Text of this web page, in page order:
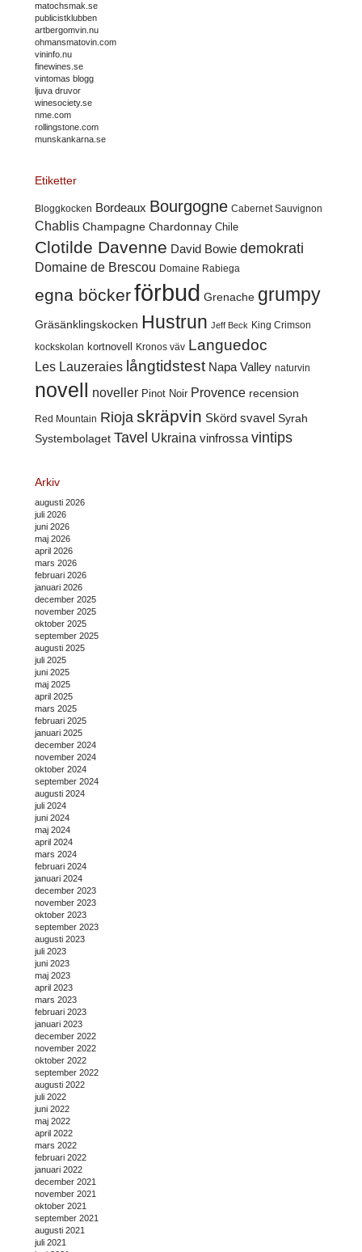
matochsmak.se
publicistklubben
artbergomvin.nu
ohmansmatovin.com
vininfo.nu
finewines.se
vintomas blogg
ljuva druvor
winesociety.se
nme.com
rollingstone.com
munskankarna.se
Etiketter
Bloggkocken Bordeaux Bourgogne Cabernet Sauvignon
Chablis Champagne Chardonnay Chile
Clotilde Davenne David Bowie demokrati
Domaine de Brescou Domaine Rabiega
egna böckerförbud Grenache grumpy
Gräsänklingskocken Hustrun Jeff Beck King Crimson
kockskolan kortnovell Kronos väv Languedoc
Les Lauzeraies långtidstest Napa Valley naturvin
novell noveller Pinot Noir Provence recension
Red Mountain Rioja skräpvin Skörd svavel Syrah
Systembolaget Tavel Ukraina vinfrossa vintips
Arkiv
augusti 2026
juli 2026
juni 2026
maj 2026
april 2026
mars 2026
februari 2026
januari 2026
december 2025
november 2025
oktober 2025
september 2025
augusti 2025
juli 2025
juni 2025
maj 2025
april 2025
mars 2025
februari 2025
januari 2025
december 2024
november 2024
oktober 2024
september 2024
augusti 2024
juli 2024
juni 2024
maj 2024
april 2024
mars 2024
februari 2024
januari 2024
december 2023
november 2023
oktober 2023
september 2023
augusti 2023
juli 2023
juni 2023
maj 2023
april 2023
mars 2023
februari 2023
januari 2023
december 2022
november 2022
oktober 2022
september 2022
augusti 2022
juli 2022
juni 2022
maj 2022
april 2022
mars 2022
februari 2022
januari 2022
december 2021
november 2021
oktober 2021
september 2021
augusti 2021
juli 2021